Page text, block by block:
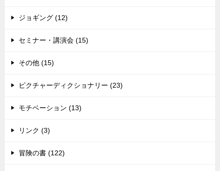
ジョギング (12)
セミナー・講演会 (15)
その他 (15)
ピクチャーディクショナリー (23)
モチベーション (13)
リンク (3)
冒険の書 (122)